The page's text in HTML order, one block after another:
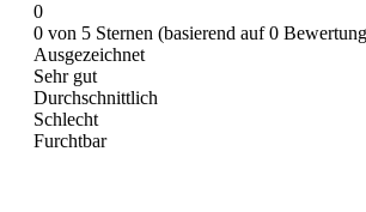
0
0 von 5 Sternen (basierend auf 0
Ausgezeichnet
Sehr gut
Durchschnittlich
Schlecht
Furchtbar